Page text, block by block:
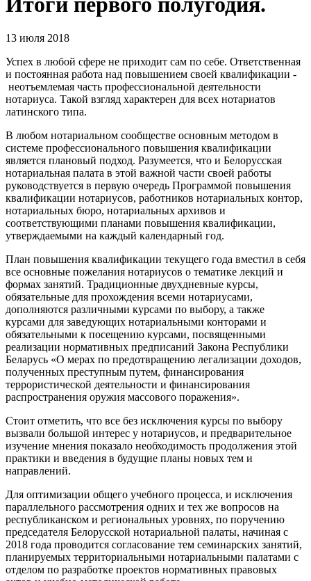
13 июля 2018
Успех в любой сфере не приходит сам по себе. Ответственная
и постоянная работа над повышением своей квалификации -
неотъемлемая часть профессиональной деятельности
нотариуса. Такой взгляд характерен для всех нотариатов
латинского типа.
В любом нотариальном сообществе основным методом в
системе профессионального повышения квалификации
является плановый подход. Разумеется, что и Белорусская
нотариальная палата в этой важной части своей работы
руководствуется в первую очередь Программой повышения
квалификации нотариусов, работников нотариальных контор,
нотариальных бюро, нотариальных архивов и
соответствующими планами повышения квалификации,
утверждаемыми на каждый календарный год.
План повышения квалификации текущего года вместил в себя
все основные пожелания нотариусов о тематике лекций и
формах занятий. Традиционные двухдневные курсы,
обязательные для прохождения всеми нотариусами,
дополняются различными курсами по выбору, а также
курсами для заведующих нотариальными конторами и
обязательными к посещению курсами, посвященными
реализации нормативных предписаний Закона Республики
Беларусь «О мерах по предотвращению легализации доходов,
полученных преступным путем, финансирования
террористической деятельности и финансирования
распространения оружия массового поражения».
Стоит отметить, что все без исключения курсы по выбору
вызвали большой интерес у нотариусов, и предварительное
изучение мнения показало необходимость продолжения этой
практики и введения в будущие планы новых тем и
направлений.
Для оптимизации общего учебного процесса, и исключения
параллельного рассмотрения одних и тех же вопросов на
республиканском и региональных уровнях, по поручению
председателя Белорусской нотариальной палаты, начиная с
2018 года проводится согласование тем семинарских занятий,
планируемых территориальными нотариальными палатами с
отделом по разработке проектов нормативных правовых